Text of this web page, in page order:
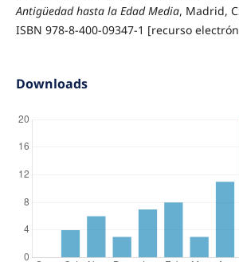
Antigüedad hasta la Edad Media, Madrid,
ISBN 978-8-400-09347-1 [recurso
Downloads